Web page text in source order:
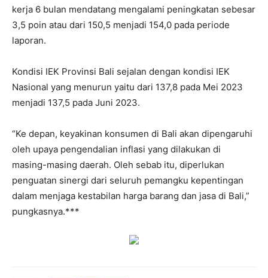
kerja 6 bulan mendatang mengalami peningkatan sebesar
3,5 poin atau dari 150,5 menjadi 154,0 pada periode
laporan.
Kondisi IEK Provinsi Bali sejalan dengan kondisi IEK
Nasional yang menurun yaitu dari 137,8 pada Mei 2023
menjadi 137,5 pada Juni 2023.
“Ke depan, keyakinan konsumen di Bali akan dipengaruhi
oleh upaya pengendalian inflasi yang dilakukan di
masing-masing daerah. Oleh sebab itu, diperlukan
penguatan sinergi dari seluruh pemangku kepentingan
dalam menjaga kestabilan harga barang dan jasa di Bali,”
pungkasnya.***